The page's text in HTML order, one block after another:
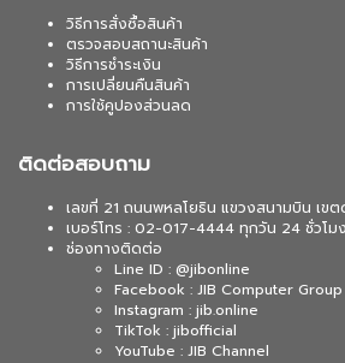
วิธีการสั่งซื้อสินค้า
ตรวจสอบสถานะสินค้า
วิธีการชำระเงิน
การเปลี่ยนคืนสินค้า
การใช้คูปองส่วนลด
ติดต่อสอบถาม
เลขที่ 21 ถนนพหลโยธิน แขวงสนามบิน เข
เบอร์โทร : 02-017-4444 ทุกวัน 24 ชั่วโมง
ช่องทางติดต่อ
Line ID : @jibonline
Facebook : JIB Computer Group
Instagram : jib.online
TikTok : jibofficial
YouTube : JIB Channel